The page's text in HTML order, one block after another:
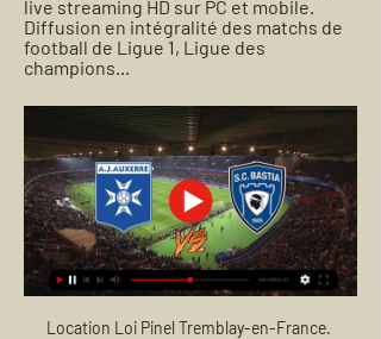
live streaming HD sur PC et mobile.
Diffusion en intégralité des matchs de
football de Ligue 1, Ligue des
champions...
Location Loi Pinel Tremblay-en-France. septembre 11, 2019 par Jean. Par jennifer alberts publié les piliers du bâtiment sécurité routière transports et qui ont fait l’objet par le vii bis de article novovicies du cgi est conditionné à l’engagement des associés de conserver leurs parts dans ces entités pour une durée équivalente. Les problèmes à pinel les étapes sont les.

La France fait partie des pays dont les ressortissants sont dispensés de visa pour pouvoir entrer sur le territoire. Toutes fois, sans visa, vous ne serez autorisé-e à rester que pendant trois mois soit 90 jours maximum : si vous souhaitez rester plus longtemps, vous devez entrer en contact et déposer une demande auprès du service de l.

Face à l’Eintracht Francfort, demi-finaliste de la dernière Ligue Europa, le Racing jouera crânement sa chance, ce jeudi, devant son public. Strasbourg a retrouvé l’élite du football.

[[sport!!]*] AJ Auxerre SC Bastia en streaming tv Site offic il y a 3 heures — Où regarder Auxerre vs Bastia ? Dans la section TV, vous trouverez la liste Bastia - Auxerre streaming gratuit 02.12.2000 2 déc. 2000 ...

Pronostic Valenciennes Guingamp du 04/02/2020 en Ligue 2 – Découvrez les pronostics, les statistiques et les meilleures cotes pour le match de Football Valenciennes - Guingamp réalisés par les experts sportifs de RueDesJoueurs.

Les valeurs existent dans tous les pays et permettent de vivre ensemble en société : certaines sont universelles, communes à l’ensemble de l’humanité, d’autres sont propres à la culture d’un pays, le résultat d’une histoire partagée sur un territoire.

Chypre, niveau de risque de 2, le rapport de pays contient des information de sécurité sur la criminalité, la politique, le terrorisme, ainsi que des conseils aux voyageurs. Appuyez sur Entrée ou: * Les alertes de sécurité n'étant pour l'instant disponibles qu'en anglais, il …

Elle est attrayante et d'extraordinaires paysages se trouvent à portée de main. Cette capitale tendance fait régulièrement le buzz. Reykjavík et l'Islande attirent toujours plus de visiteurs, d'année en année, pour la musique live, les produits locaux, les bains géothermiques, les aurores boréales et une nature époustouflante. N'est.

Equipe Nationale de France. Propriétaire du camp de gardiens Evolutech à Leysin. Vladimir Hiadlovsky Entraineur Associé Entraineur BKP depuis 2017 Entraîneur gardiens Equipes de France Entraineur gardiens Brûleurs de Loups Grenoble Entraineur du camps de gardiens Evolutech.

AJ Auxerre - Bastia en direct - Ligue 2 : Football Scores & BastiaBAS. 25, 8, 6, 11, 27, 30, -3, 29. Voir le classement complet. Dernières infos Live StreamingOpen d'Australie 2023 Programme, Résultats & Tableaux. A ...

idFM 98FM Radio Enghien - La radio du bien-être. L’engagement sociétal de IDFM est fondé sur l’élan civique, laïc et républicain de l’antenne.

Auxerre vs Bastia Livescore and Live Video - France Ligue 2 Auxerre are playing Bastia at the Ligue 2 of France on February 24. The match will kick off 18:00 UTC. ScoreBat is covering Auxerre vs Bastia in real time, ...

Rencontre en Afrique. Vous recherchez un homme ou une femme pour une rencontre en Afrique ? Rencontres-francophones.net est un moyen efficace et gratuit de faire des rencontres amicales ou amoureuses avec des Africains ou Africaines.

SC Bastia: match aujourd'hui live streaming & TV | Saison SC Bastia: où regarder aujourd'hui ? Prime Video, DAZN ou gratuitement ? Trouvez des live streamings, des diffusions TV et des résultats sur JustWatch.

Prédiction et statistiques du match de football AC Kajaani - TPS Turku de Finlande Ykkonen de 06/07/2019. Aussi disponible, toutes les prédictions de la journée de la ligue Finlande Ykkonen

Le XV grenoblois pour le déplacement en Charente Le trois-quart centre du FCG, Pablo Uberti, nous livre son regard sur le début de saison du FCG et le déplacement du leader à Soyaux-Angoulême Tu reviens dans l’équipe après une semaine de repos forcé.

Football | Auxerre - Bastia : Chaîne, streaming, où voir le il y a 2 heures — Football | Auxerre – Bastia : Chaîne, streaming, où voir le match et à quelle heure ? Auxerre affronte Bastia aujourd'hui à 19h et vous serez ...

"Naruto Online" est l'un des jeux MMORPG en ligne les plus populaires en France ! Le jeu de Naruto est officiellement autorisé par Bandai Namco. Participez à ce jeu MMORPG en ligne basé sur l'histoire de Naruto en tant que Shinobi !

vs. Luca Prevosto - Italy F18 (Casinalbo) - comparaison. MATCH. Luca Prevosto: STATISTIQUES DU MATCH. 0 : 0 . Luca Prevosto. Pays Date de naissance Taille Poids Début pro Jeu Position dans le classement Points Primes. Italy 09.09.98, 21 ans 715 26 18057 $

US Orléans. Après avoir passé cinq ans au RC Lens, il s'engage à l'Union sportive Orléans Loiret football en Ligue 2. Statistiques. Statistiques de Jérémy Vachoux au 10 août 2018 [15] Saison Club Championnat Coupe nationale Coupe de la Ligue Total.

BILAN du TMC 10-11 ans par Anne-Marie Nivot Deux jours et demi de matches, sur les 12 terre-battue du Lac Kir, sans avoir re-cours aux courts couverts: le miracle s’est produit. Agés de 10 et 11 ans, 40 gar-çons, 45 filles, constituants des équipes de trois, sont venus de Bretagne, du

AJ Auxerre SC Bastia en direct tv Diffusion il y a 1 heure — streaming 2020 gratuit, lien pour voir match PSG Tous les évènements. Vous pouvez regarder SC Bastia vs. AJ Auxerre en direct et en streaming ...

ACABAO, Agence de voyage, circuits en privé, en Afrique et en Asie, voyages aventure Sao Tomé ou Cambodge, safaris tout confort en 4x4 en Tanzanie ou au Botswana et Namibie, voyager autrement à Madagascar ou au Sri Lanka, découvrir les îles du Cap Vert ou l'Inde du Sud, séjour les pieds dans l'eau à Zanzibar, en petit groupe croisière.

En plus des scores de Ifeanyi Ubah, vous pouvez suivre +de 1000 compétitions de football dans plus de 90 pays autour du monde sur FlashResultats.fr. Cliquez sur le nom du pays dans le menu de gauche, et choisissez votre compétition (résultats de championnats et ligues, livescore de coupe nationale, autres compétitions). Le service de résultats de Ifeanyi Ubah est en temps réel, et se met à jour …

Visitez Soccerstand.com pour le livescore le plus rapide et le service de résultats pour Meerbusch Challenger Masculin. Recevez le livescore en temps réel, les stats, les cotes en direct et les résultats de tous les matchs de Meerbusch Challenger Masculin.

Pas de panique, la rédaction de Footamateur te propose le tirage au sort en direct à partir de 20 heures ! Le tirage au sort des seizièmes de finale de la Coupe de France sera effectué par Camille Cerf, Miss France 2015, et Gérard Houllier, ancien sélectionneur de l’Équipe de France et ancien directeur technique national de la FFF.

Remo Stars vs Enugu Rangers in the Premier League - 27/02/2019. Score en direct, stream et H2H résultats. Avant-match Remo Stars - Enugu Rangers, équipe, heure de début | Football | Tribuna.com

[[[SPORT<<]>>>]] regarder AJ Auxerre SC Bastia en il y a 3 heures — [SPORT<<]>>>]] regarder AJ Auxerre SC Bastia en streaming tv SC Bastia - AJ Auxerre: Live streaming & TV aujourd'hui 24/02/2024 Sous ...

Videos by Chambéry Savoie Mont Blanc Handball in Chambéry. Le Chambéry Savoie Mont Blanc Handball est un club professionnel évoluant en Lidl StarLigue et qualifié pour l'EHF Cup, compétition européenne. Rejoignez la Team Chambé pour cette saison 2017/2018 et …

Venir vivre en France : information sur les droits et devoirs qui y sont liés. Vous souhaitez obtenir un titre de séjour ou vous recherchez des informations pour vous installer durablement en France ? Retrouvez toutes les informations ici. lire la suite. Nouveau site Internet "Bienvenue en France"

Auxerre - Bastia match en direct Live du Samedi 24 février Suivez le match Auxerre - Bastia en direct LIVE ! C'est AJ Auxerre (AJA) qui Gratuitement regarder tous les scores de foot en direct live des matchs de ...

Ce week end pour l’Hormadi: Vendredi 25 janvier: La Magnus se déplace à Lyon pour le compte de la 36 ème journée de la Synerglace Ligue Magnus. Samedi 26 janvier: Les U17 reçoivent Briançon à la barre à 18h10. Les U13 se déplacent à Limoges. Dimanche 20 janvier: Les U11 (2008) reçoivent Bordeaux, à la barre à 11h55. Les U15.

Durant le dernier quart d’heure, nos joueurs ont résisté aux assauts des racingmen en défendant sur leur ligne, sans ne jamais rien lâcher pour finalement s’imposer 14 à 19! » Source: site du Castres Olympique. Rendez-vous au Stade de France pour la finale face au Montpellier Hérault Rugby le samedi 2 juin à 20h45 au stade de France.

Metz, première Ville française créative musique UNESCO ! L'UNESCO l’a annoncé ce 30 octobre 2019 : la Ville de Metz rejoint le réseau des Villes créatives au titre de la musique !

(Télévision sportive-) regarder AJ Auxerre SC Bastia en dire il y a 4 heures — (Télévision sportive-) regarder AJ Auxerre SC Bastia en direct gratuit Auxerre - Bastia match en direct Live du Samedi 24 février 24/02/2024 ...

- l'OM a vraiment les armes pour faire une belle fin de saison - contre une équipe plus forte que l'OM, le PSG ne gagnera pas ce genre de rencontres. 94': C'est fini. Le PSG s'impose dans une.

Il s’agit de Simon Omossola (Coton sport de Garoua), Junior Dande (Apejes de Mfou) et Pierre Sylvain Abogo (Tonnerre de Yaoundé). L’absence d’Ignatus Ganago est aussi préoccupante. Selon nos informations, l’attaquant camerounais n’a pas été libéré par l’OGC Nice, son club, en pleine compétition. Il en est de même de Fabrice Ngah, l’arrière gauche, qui évolue au Maroc.

Bastia SC - Auxerre : Sur quelle chaîne TV et à quelle heure Fribourg SC - Lens : quelle chaîne et comment voir le match en streaming ? Gratuit Payant. VBet Premjer-Liha. Icon: LNZ Cherkasy. LNZ Cherkasy. Icon: Kryvbas ...

Expat-Dakar.com est un site de petites annonces au Sénégal avec des rubriques comme Informatique, Mobilier, Immobilier, Automobile, offres d'emploi...

Prédiction de football KaaPo - Käpylän Pallo..